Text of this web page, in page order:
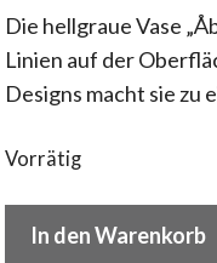
Die hellgraue Vase
Linien auf der
Designs macht sie zu
Vorrätig
Vase
In den Warenkorb